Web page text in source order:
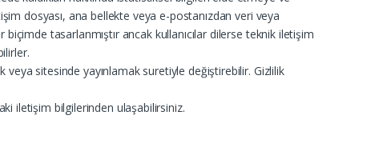
dosyası, ana bellekte veya e-postanızdan veri veya
tasarlanmıştır ancak kullanıcılar dilerse teknik iletişim
veya sitesinde yayınlamak suretiyle değiştirebilir. Gizlilik
iletişim bilgilerinden ulaşabilirsiniz.